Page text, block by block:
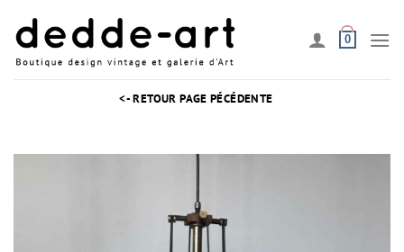
contenu
0
<- RETOUR PAGE PÉCÉDENTE